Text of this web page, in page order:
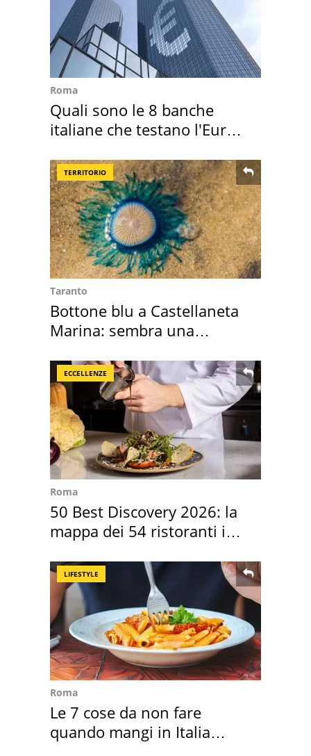
Roma
Quali sono le 8 banche
italiane che testano l'Euro
TERRITORIO
Taranto
Bottone blu a Castellaneta
Marina: sembra una
ECCELLENZE
Roma
50 Best Discovery 2026: la
mappa dei 54 ristoranti in
LIFESTYLE
Roma
Le 7 cose da non fare
quando mangi in Italia